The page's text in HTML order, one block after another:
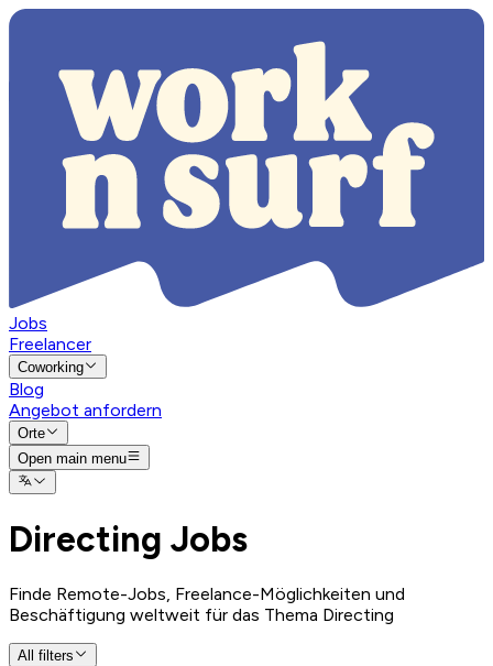
Jobs
Freelancer
Coworking
Blog
Angebot anfordern
Orte
Open main menu
Directing Jobs
Finde Remote-Jobs, Freelance-Möglichkeiten und
Beschäftigung weltweit für das Thema Directing
All filters